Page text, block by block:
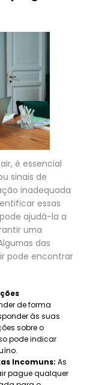
é essencial
sinais de
inadequada
essas
ajudá-la a
uma
das
pode encontrar
de forma
às suas
sobre o
pode indicar
Incomuns: As
pague qualquer